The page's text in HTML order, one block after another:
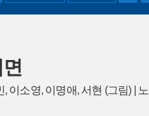
, 이소영, 이명애, 서현 (그림) |